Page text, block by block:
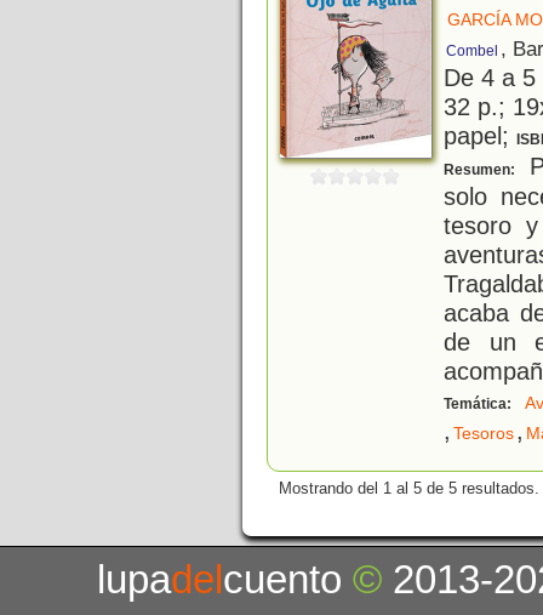
GARCÍA
Combel ,
De 4 a
32 p.;
papel;
Resumen:
solo
tesoro
acaba
de un
Temática:
, Tesoros,
Mostrando del 1 al 5 de 5 resultados.
lupadelcuento© 2013-